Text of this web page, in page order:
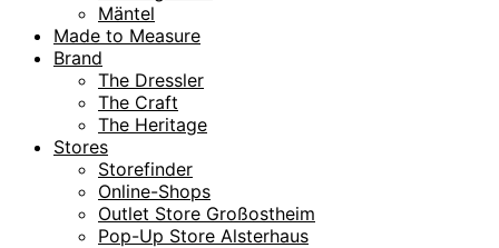
Mäntel
Made to Measure
Brand
The Dressler
The Craft
The Heritage
Stores
Storefinder
Online-Shops
Outlet Store Großostheim
Pop-Up Store Alsterhaus